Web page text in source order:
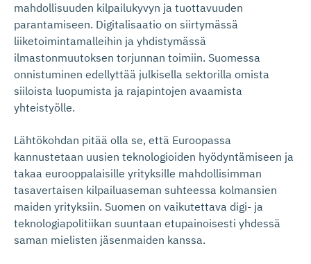
mahdollisuuden kilpailukyvyn ja tuottavuuden
parantamiseen. Digitalisaatio on siirtymässä
liiketoimintamalleihin ja yhdistymässä
ilmastonmuutoksen torjunnan toimiin. Suomessa
onnistuminen edellyttää julkisella sektorilla omista
siiloista luopumista ja rajapintojen avaamista
yhteistyölle.
Lähtökohdan pitää olla se, että Euroopassa
kannustetaan uusien teknologioiden hyödyntämiseen ja
takaa eurooppalaisille yrityksille mahdollisimman
tasavertaisen kilpailuaseman suhteessa kolmansien
maiden yrityksiin. Suomen on vaikutettava digi- ja
teknologiapolitiikan suuntaan etupainoisesti yhdessä
saman mielisten jäsenmaiden kanssa.